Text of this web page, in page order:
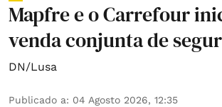
Mapfre e o Carrefour
venda conjunta de
DN/Lusa
Publicado a: 04 Agosto 2026, 12:35